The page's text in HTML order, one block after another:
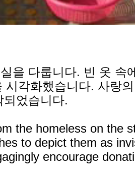
을 다룹니다. 빈 옷 속
각화했습니다. 사랑의
었습니다.
the homeless on the
to depict them as
encourage